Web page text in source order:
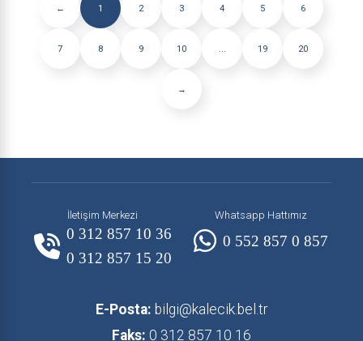
← 1 2 3 4 5 6
7 8 9 10 19 20
→
İletişim Merkezi
0 312 857 10 36
0 312 857 15 20
Whatsapp Hattımız
0 552 857 0 857
E-Posta: bilgi@kalecik.bel.tr
Faks: 0 312 857 10 16